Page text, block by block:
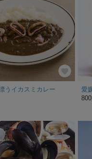
うイカスミカレー